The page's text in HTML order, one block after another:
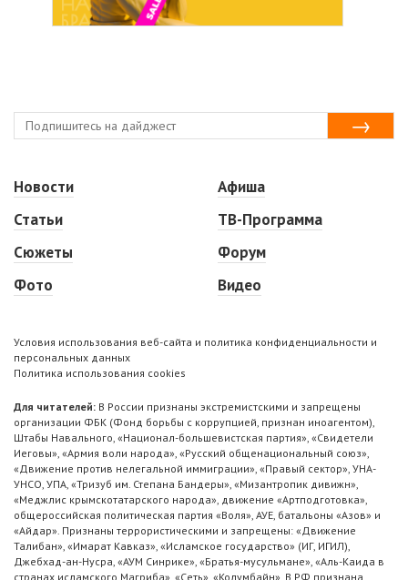
Новости
Статьи
Сюжеты
Фото
Афиша
ТВ-Программа
Форум
Видео
Условия использования веб-сайта и политика конфиденциальности и
персональных данных
Политика использования cookies
Для читателей: В России признаны экстремистскими и запрещены
организации ФБК (Фонд борьбы с коррупцией, признан иноагентом),
Штабы Навального, «Национал-большевистская партия», «Свидетели
Иеговы», «Армия воли народа», «Русский общенациональный союз»,
«Движение против нелегальной иммиграции», «Правый сектор», УНА-
УНСО, УПА, «Тризуб им. Степана Бандеры», «Мизантропик дивижн»,
«Меджлис крымскотатарского народа», движение «Артподготовка»,
общероссийская политическая партия «Воля», АУЕ, батальоны «Азов» и
«Айдар». Признаны террористическими и запрещены: «Движение
Талибан», «Имарат Кавказ», «Исламское государство» (ИГ, ИГИЛ),
Джебхад-ан-Нусра, «АУМ Синрике», «Братья-мусульмане», «Аль-Каида в
странах исламского Магриба», «Сеть», «Колумбайн». В РФ признана